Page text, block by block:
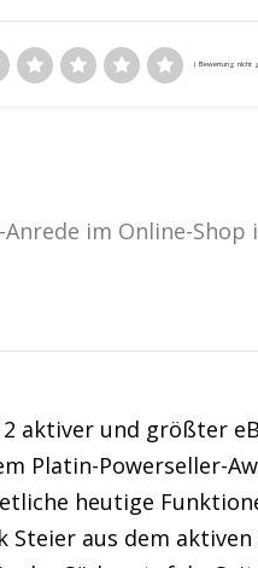
im Online-Shop
aktiver und größter
Platin-Powerseller-
heutige
Steier aus dem aktiven